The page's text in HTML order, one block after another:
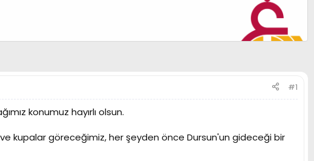
#1
konumuz hayırlı olsun.
kupalar göreceğimiz, her şeyden önce Dursun'un gideceği bir